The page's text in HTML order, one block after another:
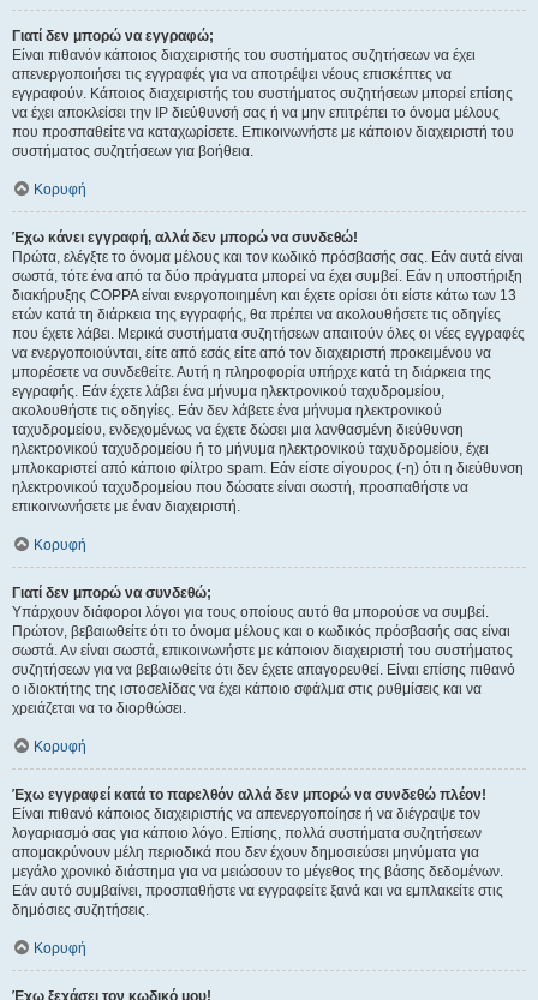
Γιατί δεν μπορώ να εγγραφώ;
Είναι πιθανόν κάποιος διαχειριστής του συστήματος συζητήσεων να έχει
απενεργοποιήσει τις εγγραφές για να αποτρέψει νέους επισκέπτες να
εγγραφούν. Κάποιος διαχειριστής του συστήματος συζητήσεων μπορεί επίσης
να έχει αποκλείσει την IP διεύθυνσή σας ή να μην επιτρέπει το όνομα μέλους
που προσπαθείτε να καταχωρίσετε. Επικοινωνήστε με κάποιον διαχειριστή του
συστήματος συζητήσεων για βοήθεια.
Κορυφή
Έχω κάνει εγγραφή, αλλά δεν μπορώ να συνδεθώ!
Πρώτα, ελέγξτε το όνομα μέλους και τον κωδικό πρόσβασής σας. Εάν αυτά είναι
σωστά, τότε ένα από τα δύο πράγματα μπορεί να έχει συμβεί. Εάν η υποστήριξη
διακήρυξης COPPA είναι ενεργοποιημένη και έχετε ορίσει ότι είστε κάτω των 13
ετών κατά τη διάρκεια της εγγραφής, θα πρέπει να ακολουθήσετε τις οδηγίες
που έχετε λάβει. Μερικά συστήματα συζητήσεων απαιτούν όλες οι νέες εγγραφές
να ενεργοποιούνται, είτε από εσάς είτε από τον διαχειριστή προκειμένου να
μπορέσετε να συνδεθείτε. Αυτή η πληροφορία υπήρχε κατά τη διάρκεια της
εγγραφής. Εάν έχετε λάβει ένα μήνυμα ηλεκτρονικού ταχυδρομείου,
ακολουθήστε τις οδηγίες. Εάν δεν λάβετε ένα μήνυμα ηλεκτρονικού
ταχυδρομείου, ενδεχομένως να έχετε δώσει μια λανθασμένη διεύθυνση
ηλεκτρονικού ταχυδρομείου ή το μήνυμα ηλεκτρονικού ταχυδρομείου, έχει
μπλοκαριστεί από κάποιο φίλτρο spam. Εάν είστε σίγουρος (-η) ότι η διεύθυνση
ηλεκτρονικού ταχυδρομείου που δώσατε είναι σωστή, προσπαθήστε να
επικοινωνήσετε με έναν διαχειριστή.
Κορυφή
Γιατί δεν μπορώ να συνδεθώ;
Υπάρχουν διάφοροι λόγοι για τους οποίους αυτό θα μπορούσε να συμβεί.
Πρώτον, βεβαιωθείτε ότι το όνομα μέλους και ο κωδικός πρόσβασής σας είναι
σωστά. Αν είναι σωστά, επικοινωνήστε με κάποιον διαχειριστή του συστήματος
συζητήσεων για να βεβαιωθείτε ότι δεν έχετε απαγορευθεί. Είναι επίσης πιθανό
ο ιδιοκτήτης της ιστοσελίδας να έχει κάποιο σφάλμα στις ρυθμίσεις και να
χρειάζεται να το διορθώσει.
Κορυφή
Έχω εγγραφεί κατά το παρελθόν αλλά δεν μπορώ να συνδεθώ πλέον!
Είναι πιθανό κάποιος διαχειριστής να απενεργοποίησε ή να διέγραψε τον
λογαριασμό σας για κάποιο λόγο. Επίσης, πολλά συστήματα συζητήσεων
απομακρύνουν μέλη περιοδικά που δεν έχουν δημοσιεύσει μηνύματα για
μεγάλο χρονικό διάστημα για να μειώσουν το μέγεθος της βάσης δεδομένων.
Εάν αυτό συμβαίνει, προσπαθήστε να εγγραφείτε ξανά και να εμπλακείτε στις
δημόσιες συζητήσεις.
Κορυφή
Έχω ξεχάσει τον κωδικό μου!